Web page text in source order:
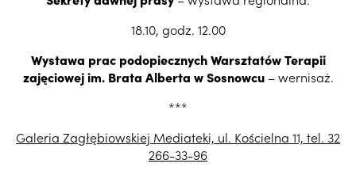
18.10, godz. 12.00
Wystawa prac podopiecznych Warsztatów Terapii
zajęciowej im. Brata Alberta w Sosnowcu– wernisaż.
***
Galeria Zagłębiowskiej Mediateki, ul. Kościelna 11, tel. 32
266-33-96